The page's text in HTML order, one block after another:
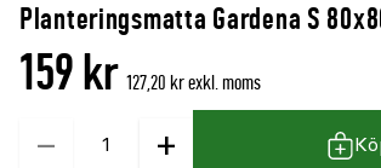
Planteringsmatta Gardena S
denna
{0}
recensioner
159 kr 127,20 kr exkl. moms
−
Kvantitet +